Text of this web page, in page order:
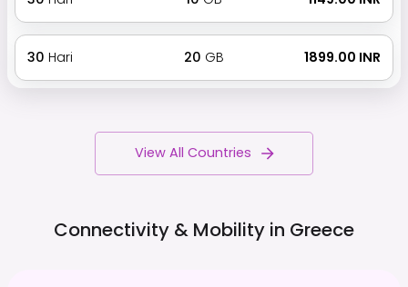
30 Hari 20 GB ₹ 1899.00 INR
View All Countries
Connectivity & Mobility in Greece